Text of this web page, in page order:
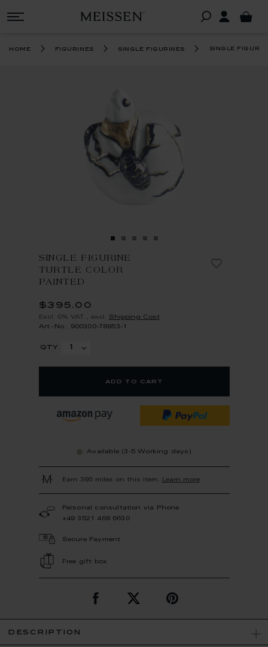
home figurines single figurines single
SINGLE FIGURINE
TURTLE COLOR
PAINTED
$395.00
Excl. 0% VAT excl. Shipping Cost
Art.-No.: 900300-78953-1
qty
add to cart
Available (3-5 Working days)
Earn 395 miles on this item. Learn more
Personal consultation via Phone
+49 3521 468 6630
Secure Payment
Free gift box
description